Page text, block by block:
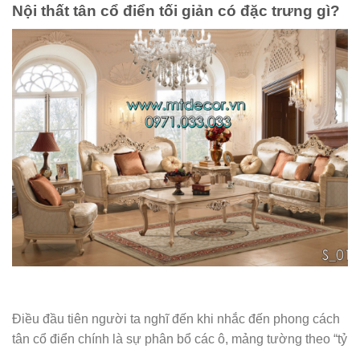
Nội thất tân cổ điển tối giản có đặc trưng gì?
Điều đầu tiên người ta nghĩ đến khi nhắc đến phong cách
tân cổ điển chính là sự phân bổ các ô, mảng tường theo “tỷ